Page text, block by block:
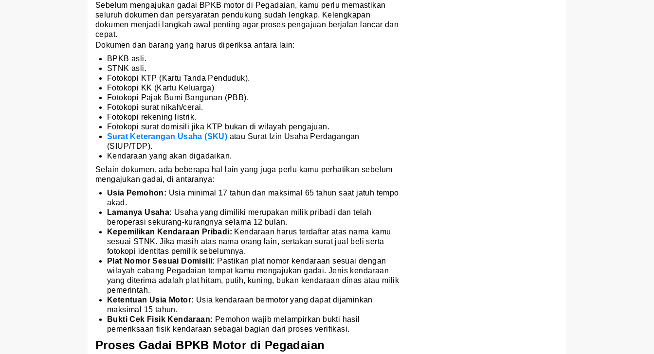
Sebelum mengajukan gadai BPKB motor di Pegadaian, kamu perlu memastikan
seluruh dokumen dan persyaratan pendukung sudah lengkap. Kelengkapan
dokumen menjadi langkah awal penting agar proses pengajuan berjalan lancar dan
cepat.
Dokumen dan barang yang harus diperiksa antara lain:
BPKB asli.
STNK asli.
Fotokopi KTP (Kartu Tanda Penduduk).
Fotokopi KK (Kartu Keluarga)
Fotokopi Pajak Bumi Bangunan (PBB).
Fotokopi surat nikah/cerai.
Fotokopi rekening listrik.
Fotokopi surat domisili jika KTP bukan di wilayah pengajuan.
Surat Keterangan Usaha (SKU) atau Surat Izin Usaha Perdagangan
(SIUP/TDP).
Kendaraan yang akan digadaikan.
Selain dokumen, ada beberapa hal lain yang juga perlu kamu perhatikan sebelum
mengajukan gadai, di antaranya:
Usia Pemohon: Usia minimal 17 tahun dan maksimal 65 tahun saat jatuh tempo
akad.
Lamanya Usaha: Usaha yang dimiliki merupakan milik pribadi dan telah
beroperasi sekurang-kurangnya selama 12 bulan.
Kepemilikan Kendaraan Pribadi: Kendaraan harus terdaftar atas nama kamu
sesuai STNK. Jika masih atas nama orang lain, sertakan surat jual beli serta
fotokopi identitas pemilik sebelumnya.
Plat Nomor Sesuai Domisili: Pastikan plat nomor kendaraan sesuai dengan
wilayah cabang Pegadaian tempat kamu mengajukan gadai. Jenis kendaraan
yang diterima adalah plat hitam, putih, kuning, bukan kendaraan dinas atau milik
pemerintah.
Ketentuan Usia Motor: Usia kendaraan bermotor yang dapat dijaminkan
maksimal 15 tahun.
Bukti Cek Fisik Kendaraan: Pemohon wajib melampirkan bukti hasil
pemeriksaan fisik kendaraan sebagai bagian dari proses verifikasi.
Proses Gadai BPKB Motor di Pegadaian